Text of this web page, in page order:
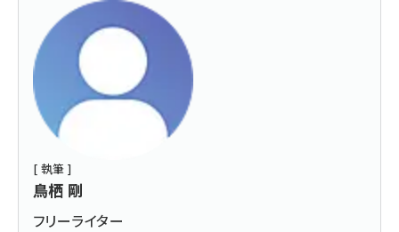
[ 執筆 ]
鳥栖 剛
フリーライター